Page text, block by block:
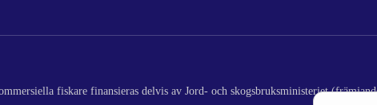
fiskare finansieras delvis av Jord- och skogsbruksministeriet